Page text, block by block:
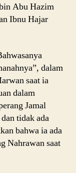
Abu Hazim
Ibnu Hajar
dalam
saat ia
dalam
Jamal
tidak ada
bahwa ia ada
Nahrawan saat